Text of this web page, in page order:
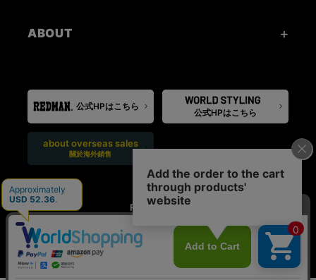
ABOUT
公式HPはこちら
公式HPはこちら
about overseas sales
關於海外銷售
FOLLOW US: